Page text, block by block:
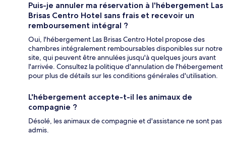
Puis-je annuler ma réservation à l'hébergement Las
Brisas Centro Hotel sans frais et recevoir un
remboursement intégral ?
Oui, l'hébergement Las Brisas Centro Hotel propose des
chambres intégralement remboursables disponibles sur notre
site, qui peuvent être annulées jusqu'à quelques jours avant
l'arrivée. Consultez la politique d'annulation de l'hébergement
pour plus de détails sur les conditions générales d'utilisation.
L'hébergement accepte-t-il les animaux de
compagnie ?
Désolé, les animaux de compagnie et d'assistance ne sont pas
admis.